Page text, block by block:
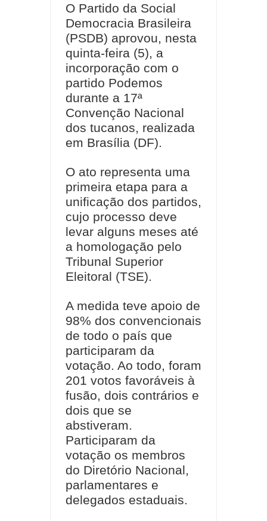
O Partido da Social
Democracia Brasileira
(PSDB) aprovou, nesta
quinta-feira (5), a
incorporação com o
partido Podemos
durante a 17ª
Convenção Nacional
dos tucanos, realizada
em Brasília (DF).
O ato representa uma
primeira etapa para a
unificação dos partidos,
cujo processo deve
levar alguns meses até
a homologação pelo
Tribunal Superior
Eleitoral (TSE).
A medida teve apoio de
98% dos convencionais
de todo o país que
participaram da
votação. Ao todo, foram
201 votos favoráveis à
fusão, dois contrários e
dois que se
abstiveram.
Participaram da
votação os membros
do Diretório Nacional,
parlamentares e
delegados estaduais.